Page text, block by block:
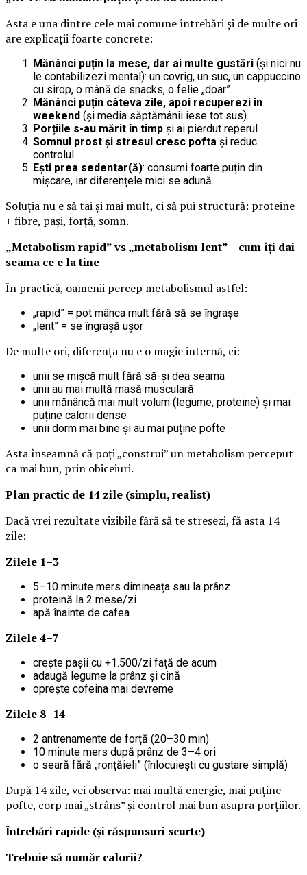
Asta e una dintre cele mai comune întrebări și de multe ori
are explicații foarte concrete:
Mănânci puțin la mese, dar ai multe gustări (și nici nu
le contabilizezi mental): un covrig, un suc, un cappuccino
cu sirop, o mână de snacks, o felie „doar”.
Mănânci puțin câteva zile, apoi recuperezi în
weekend (și media săptămânii iese tot sus).
Porțiile s-au mărit în timp și ai pierdut reperul.
Somnul prost și stresul cresc pofta și reduc
controlul.
Ești prea sedentar(ă): consumi foarte puțin din
mișcare, iar diferențele mici se adună.
Soluția nu e să tai și mai mult, ci să pui structură: proteine
+ fibre, pași, forță, somn.
„Metabolism rapid” vs „metabolism lent” – cum îți dai
seama ce e la tine
În practică, oamenii percep metabolismul astfel:
„rapid” = pot mânca mult fără să se îngrașe
„lent” = se îngrașă ușor
De multe ori, diferența nu e o magie internă, ci:
unii se mișcă mult fără să-și dea seama
unii au mai multă masă musculară
unii mănâncă mai mult volum (legume, proteine) și mai
puține calorii dense
unii dorm mai bine și au mai puține pofte
Asta înseamnă că poți „construi” un metabolism perceput
ca mai bun, prin obiceiuri.
Plan practic de 14 zile (simplu, realist)
Dacă vrei rezultate vizibile fără să te stresezi, fă asta 14
zile:
Zilele 1–3
5–10 minute mers dimineața sau la prânz
proteină la 2 mese/zi
apă înainte de cafea
Zilele 4–7
crește pașii cu +1.500/zi față de acum
adaugă legume la prânz și cină
oprește cofeina mai devreme
Zilele 8–14
2 antrenamente de forță (20–30 min)
10 minute mers după prânz de 3–4 ori
o seară fără „ronțăieli” (înlocuiești cu gustare simplă)
După 14 zile, vei observa: mai multă energie, mai puține
pofte, corp mai „strâns” și control mai bun asupra porțiilor.
Întrebări rapide (și răspunsuri scurte)
Trebuie să număr calorii?